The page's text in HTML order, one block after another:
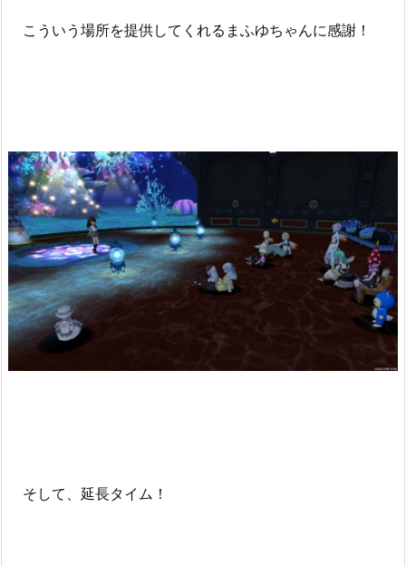
こういう場所を提供してくれるまふゆちゃんに感謝！
そして、延長タイム！